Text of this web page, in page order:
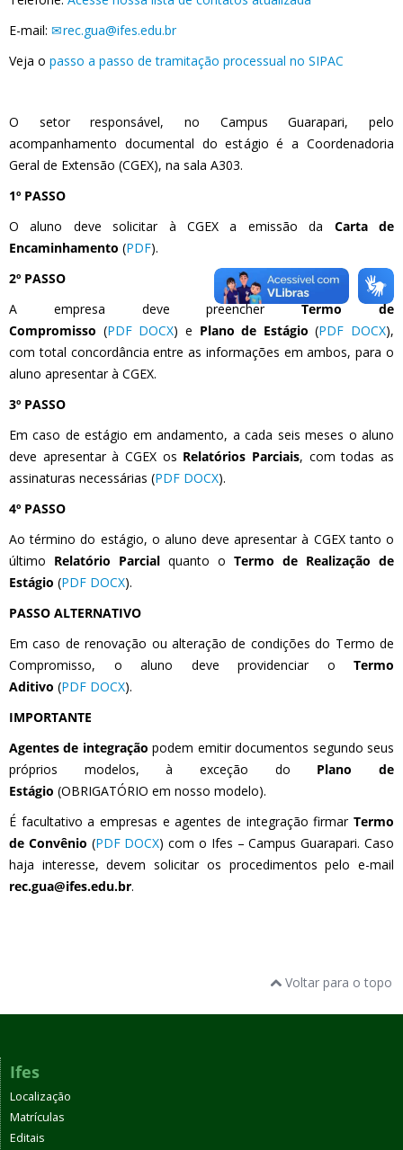
E-mail:
rec.gua@ifes.edu.br
Veja o passo a passo de tramitação processual no SIPAC
O setor responsável, no Campus Guarapari, pelo
acompanhamento documental do estágio é a Coordenadoria
Geral de Extensão (CGEX), na sala A303.
1º PASSO
O aluno deve solicitar à CGEX a emissão da Carta de
Encaminhamento (PDF).
2º PASSO
A empresa deve preencherTermo de
Compromisso (PDF DOCX) e Plano de Estágio (PDF DOCX),
com total concordância entre as informações em ambos, para o
aluno apresentar à CGEX.
3º PASSO
Em caso de estágio em andamento, a cada seis meses o aluno
deve apresentar à CGEX os Relatórios Parciais, com todas as
assinaturas necessárias (PDF DOCX).
4º PASSO
Ao término do estágio, o aluno deve apresentar à CGEX tanto o
último Relatório Parcial quanto o Termo de Realização de
Estágio (PDF DOCX).
PASSO ALTERNATIVO
Em caso de renovação ou alteração de condições do Termo de
Compromisso, o aluno deve providenciar o Termo
Aditivo (PDF DOCX).
IMPORTANTE
Agentes de integração podem emitir documentos segundo seus
próprios modelos, à exceção do Plano de
Estágio (OBRIGATÓRIO em nosso modelo).
É facultativo a empresas e agentes de integração firmar Termo
de Convênio (PDF DOCX) com o Ifes – Campus Guarapari. Caso
haja interesse, devem solicitar os procedimentos pelo e-mail
rec.gua@ifes.edu.br.
Voltar para o topo
Ifes
Localização
Matrículas
Editais